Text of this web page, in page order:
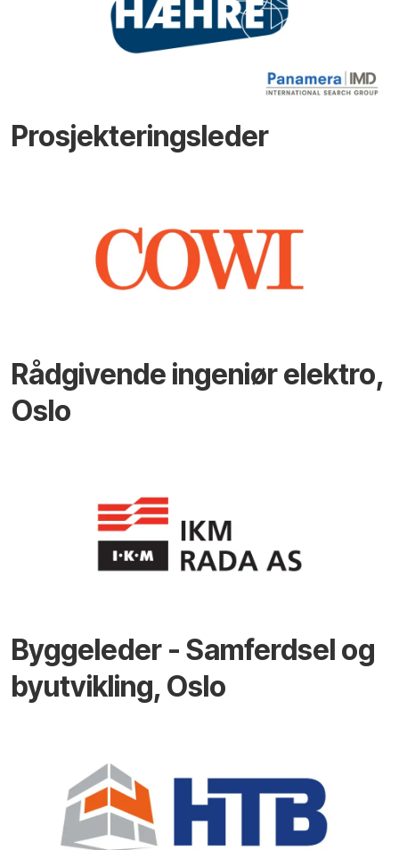
Prosjekteringsleder
Rådgivende ingeniør elektro,
Oslo
Byggeleder - Samferdsel og
byutvikling, Oslo